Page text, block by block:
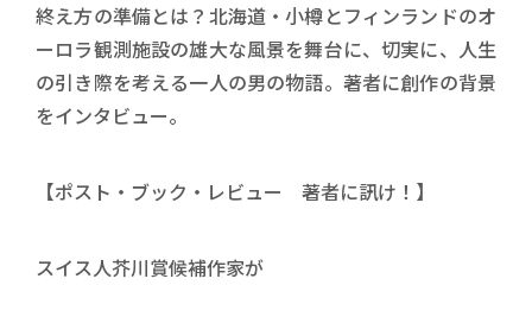
終え方の準備とは？北海道・小樽とフィンランドのオ
ーロラ観測施設の雄大な風景を舞台に、切実に、人生
の引き際を考える一人の男の物語。著者に創作の背景
をインタビュー。
【ポスト・ブック・レビュー 著者に訊け！】
スイス人芥川賞候補作家が